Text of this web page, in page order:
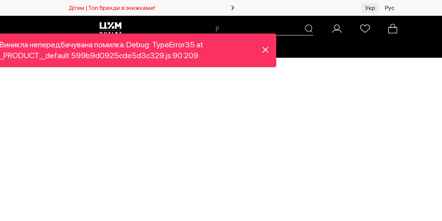
Дітям | Топ бренди зі знижками! Жінкам | Топ бренди зі знижками!
Укр Рус
Дітям Home&Gifts Бренди Новий сезон Про ЦУМ
непередбачувана помилка. Debug: TypeError35 at